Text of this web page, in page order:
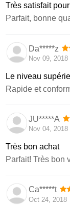
Très satisfait
Parfait, bonne
Da*****z
Nov 09, 2018
Le niveau
Rapide et
JU*****A
Nov 04, 2018
Très bon achat
Parfait! Très bon
Ca*****t
Oct 24, 2018